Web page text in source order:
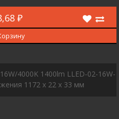
₽
4000K 1400lm LLED-02-16W-
1172 х 22 х 33 мм